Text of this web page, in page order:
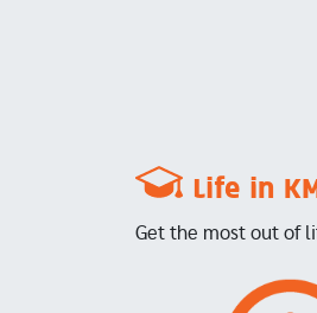
Life in
Get the most out of
Image